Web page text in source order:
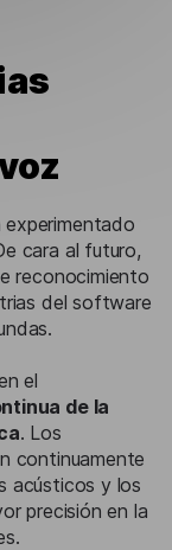
cara al futuro,
reconocimiento
del software
el
de la
. Los
continuamente
acústicos y los
precisión en la